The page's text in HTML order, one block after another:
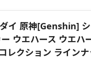
イ 原神[Genshin]
ウエハース ウエハ
レクション ライン